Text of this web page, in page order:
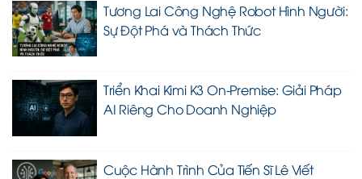
Tương Lai Công Nghệ Robot Hình Người:
Sự Đột Phá và Thách Thức
Triển Khai Kimi K3 On-Premise: Giải Pháp
AI Riêng Cho Doanh Nghiệp
Cuộc Hành Trình Của Tiến Sĩ Lê Viết